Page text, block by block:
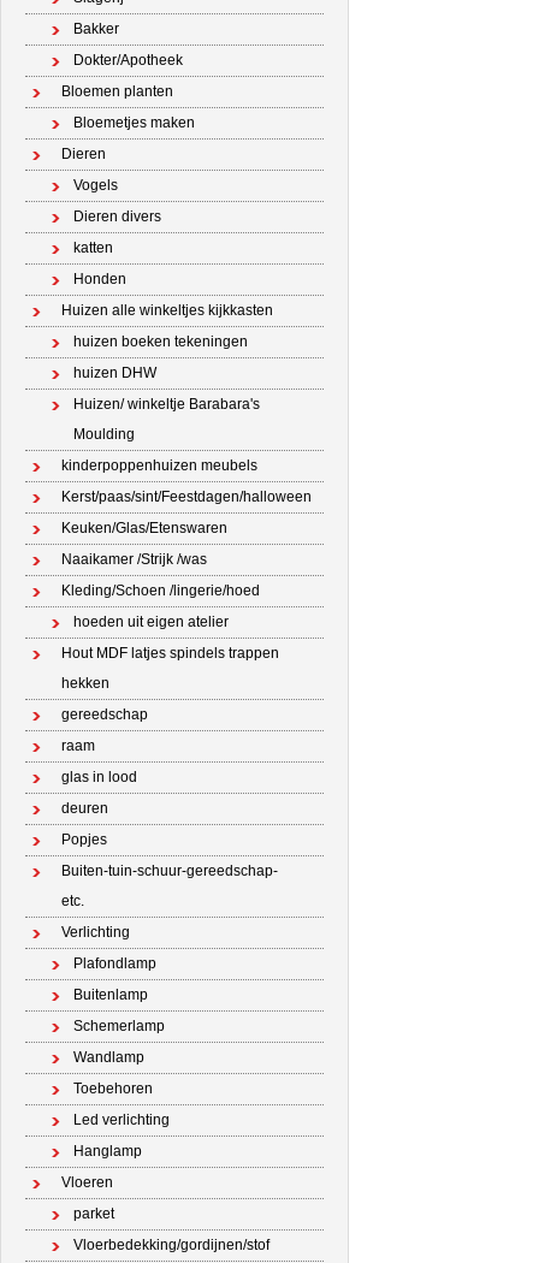
Bakker
Dokter/Apotheek
Bloemen planten
Bloemetjes maken
Dieren
Vogels
Dieren divers
katten
Honden
Huizen alle winkeltjes kijkkasten
huizen boeken tekeningen
huizen DHW
Huizen/ winkeltje Barabara's
Moulding
kinderpoppenhuizen meubels
Kerst/paas/sint/Feestdagen/halloween
Keuken/Glas/Etenswaren
Naaikamer /Strijk /was
Kleding/Schoen /lingerie/hoed
hoeden uit eigen atelier
Hout MDF latjes spindels trappen
hekken
gereedschap
raam
glas in lood
deuren
Popjes
Buiten-tuin-schuur-gereedschap-
etc.
Verlichting
Plafondlamp
Buitenlamp
Schemerlamp
Wandlamp
Toebehoren
Led verlichting
Hanglamp
Vloeren
parket
Vloerbedekking/gordijnen/stof